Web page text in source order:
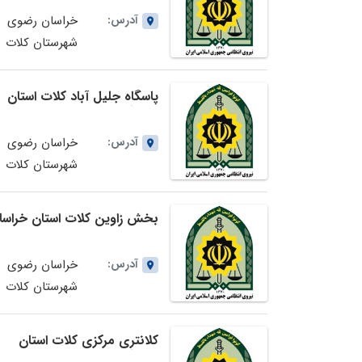
آدرس:
خراسان رضوی
شهرستان کلات
جاده مشهد ارتکند
پاسگاه جلیل آباد کلات استان
خراسان رضوی
آدرس:
خراسان رضوی
شهرستان کلات
خیابان شهید
بخش زاوین کلات استان
رضوی
آدرس:
خراسان رضوی
شهرستان کلات
جاده مشهد شهر
کلانتری مرکزی کلات استان
خراسان رضوی